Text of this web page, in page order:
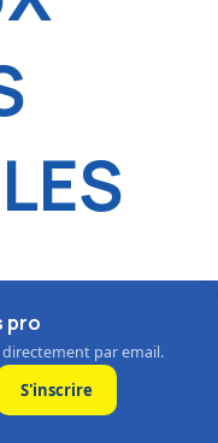
pro
par email.
S'inscrire